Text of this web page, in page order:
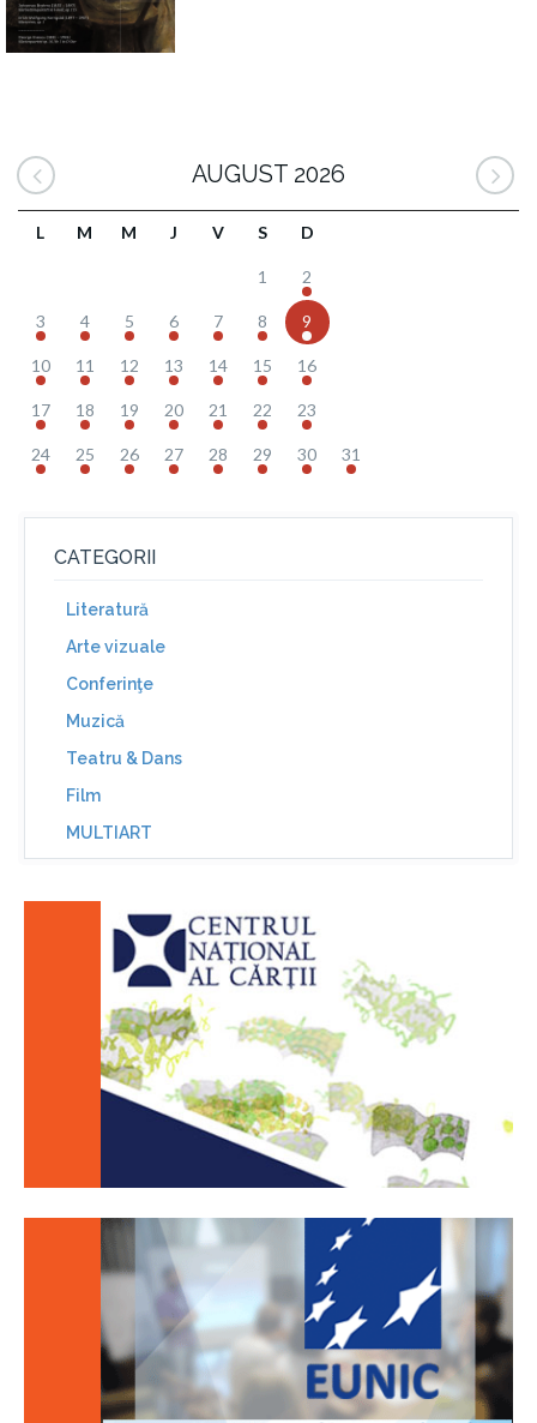
AUGUST 2026
L M M J V S D
1 2
3 4 5 6 7 8 9
10 11 12 13 14 15 16
17 18 19 20 21 22 23
24 25 26 27 28 29 30 31
CATEGORII
Literatură
Arte vizuale
Conferinţe
Muzică
Teatru & Dans
Film
MULTIART